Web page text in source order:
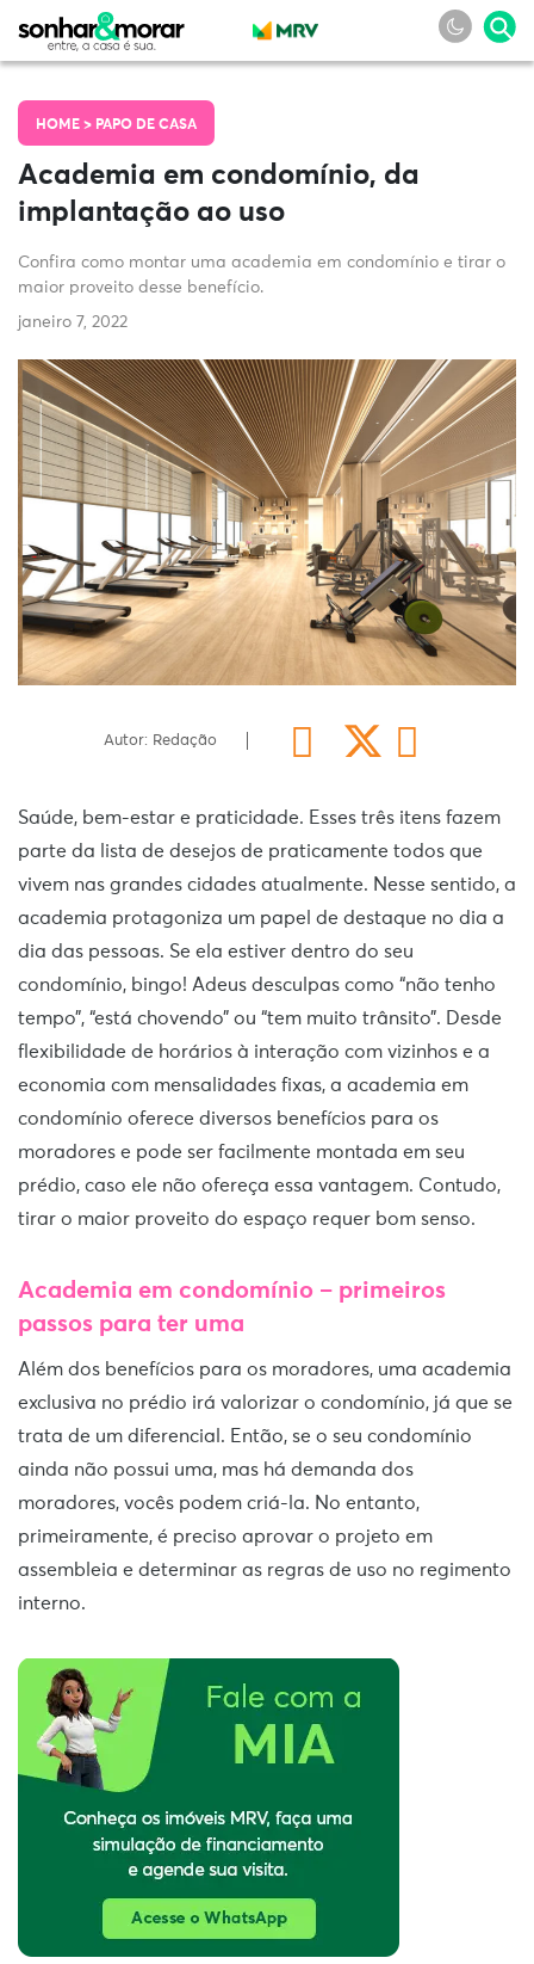
HOME > PAPO DE CASA
Academia em condomínio, da
implantação ao uso
Confira como montar uma academia em condomínio e tirar o
maior proveito desse benefício.
janeiro 7, 2022
Autor: Redação
Saúde, bem-estar e praticidade. Esses três itens fazem
parte da lista de desejos de praticamente todos que
vivem nas grandes cidades atualmente. Nesse sentido, a
academia protagoniza um papel de destaque no dia a
dia das pessoas. Se ela estiver dentro do seu
condomínio, bingo! Adeus desculpas como “não tenho
tempo”, “está chovendo” ou “tem muito trânsito”. Desde
flexibilidade de horários à interação com vizinhos e a
economia com mensalidades fixas, a academia em
condomínio oferece diversos benefícios para os
moradores e pode ser facilmente montada em seu
prédio, caso ele não ofereça essa vantagem. Contudo,
tirar o maior proveito do espaço requer bom senso.
Academia em condomínio – primeiros
passos para ter uma
Além dos benefícios para os moradores, uma academia
exclusiva no prédio irá valorizar o condomínio, já que se
trata de um diferencial. Então, se o seu condomínio
ainda não possui uma, mas há demanda dos
moradores, vocês podem criá-la. No entanto,
primeiramente, é preciso aprovar o projeto em
assembleia e determinar as regras de uso no regimento
interno.